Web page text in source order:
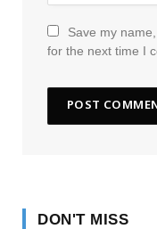
Save my
for the next time I
DON'T MISS